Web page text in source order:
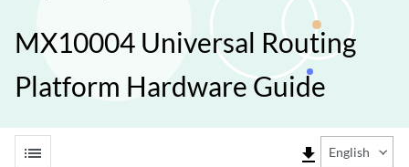
MX10004 Universal Routing
Platform Hardware Guide
list file_download English